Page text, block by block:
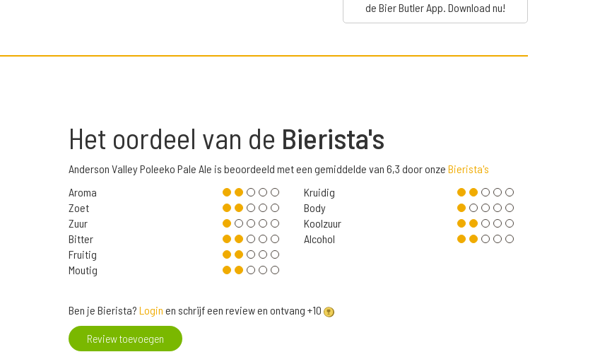
de Bier Butler App. Download nu!
Het oordeel van de Bierista's
Anderson Valley Poleeko Pale Ale is beoordeeld met een gemiddelde van 6,3 door onze Bierista's
Aroma
Zoet
Zuur
Bitter
Fruitig
Moutig
Kruidig
Body
Koolzuur
Alcohol
Ben je Bierista? Login en schrijf een review en ontvang +10
Review toevoegen